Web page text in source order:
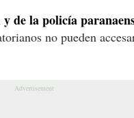
de la policía
no pueden